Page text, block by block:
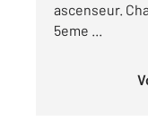
ascenseur.
5eme ...